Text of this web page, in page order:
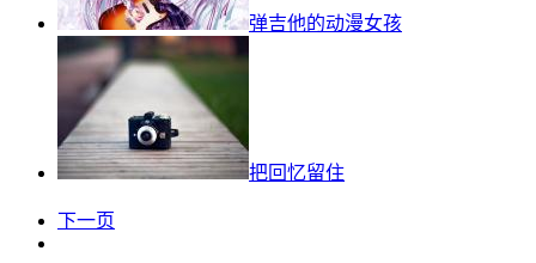
弹吉他的动漫女孩
把回忆留住
下一页